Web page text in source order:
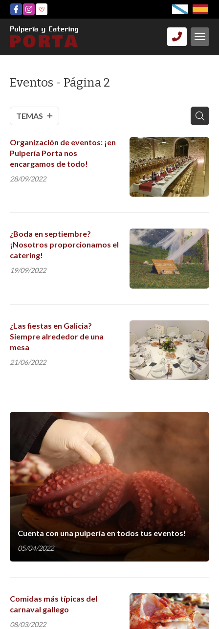
Eventos - Página 2
TEMAS
Organización de eventos: ¡en
Pulpería Porta nos
encargamos de todo!
28/09/2022
¿Boda en septiembre?
¡Nosotros proporcionamos el
catering!
19/09/2022
¿Las fiestas en Galicia?
Siempre alrededor de una
mesa
21/06/2022
Cuenta con una pulpería en todos tus eventos!
05/04/2022
Comidas más típicas del
carnaval gallego
08/03/2022